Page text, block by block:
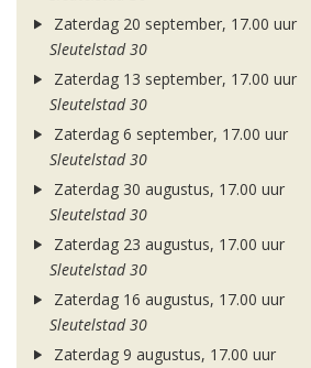
Zaterdag 20 september, 17.00 uur
Sleutelstad 30
Zaterdag 13 september, 17.00 uur
Sleutelstad 30
Zaterdag 6 september, 17.00 uur
Sleutelstad 30
Zaterdag 30 augustus, 17.00 uur
Sleutelstad 30
Zaterdag 23 augustus, 17.00 uur
Sleutelstad 30
Zaterdag 16 augustus, 17.00 uur
Sleutelstad 30
Zaterdag 9 augustus, 17.00 uur